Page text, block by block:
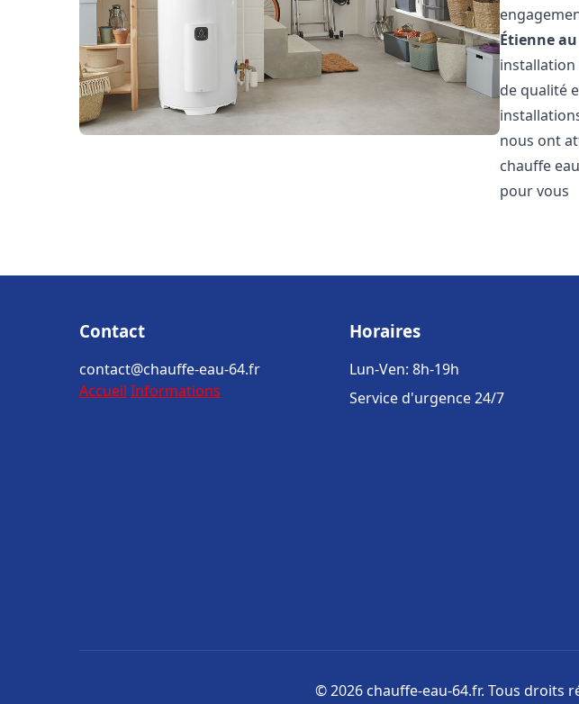
Étienne
installation
de qualité
nous ont
chauffe
pour vous
Contact
contact@chauffe-eau-64.fr
Accueil Informations
Horaires
Lun-Ven: 8h-19h
Service d'urgence 24/7
© 2026 chauffe-eau-64.fr. Tous droits